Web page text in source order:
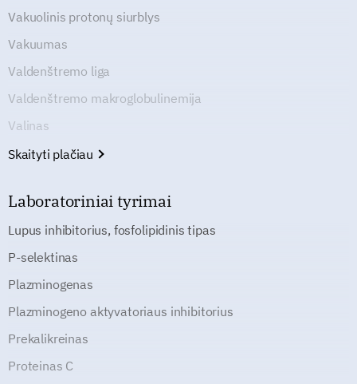
Vakuolinis protonų siurblys
Vakuumas
Valdenštremo liga
Valdenštremo makroglobulinemija
Valinas
Skaityti plačiau
Laboratoriniai tyrimai
Lupus inhibitorius, fosfolipidinis tipas
P-selektinas
Plazminogenas
Plazminogeno aktyvatoriaus inhibitorius
Prekalikreinas
Proteinas C